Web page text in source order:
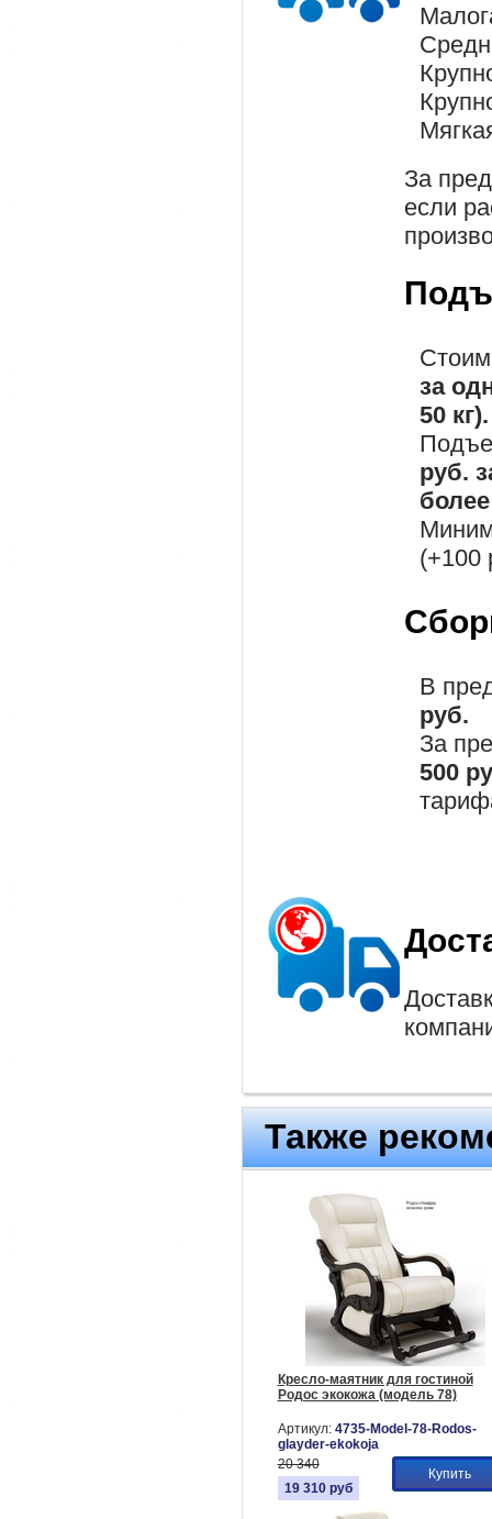
За
если
за
50 кг).
руб.
более
(+100
В
руб.
За
500
Также
Кресло-маятник для гостиной
Родос экокожа (модель 78)
Артикул: 4735-Model-78-Rodos-
glayder-ekokoja
20 340
19 310 руб
Купить